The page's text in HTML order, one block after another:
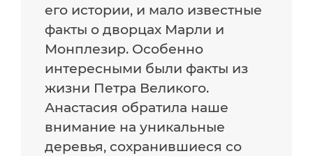
его истории, и мало известные
факты о дворцах Марли и
Монплезир. Особенно
интересными были факты из
жизни Петра Великого.
Анастасия обратила наше
внимание на уникальные
деревья, сохранившиеся со